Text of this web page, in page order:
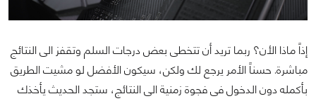
إذاً ماذا الأن؟ ربما تريد أن تتخطى بعض درجات السلم وتقفز الى النتائج
مباشرة. حسناً الأمر يرجع لك ولكن، سيكون الأفضل لو مشيت الطريق
بأكمله دون الدخول فى فجوة زمنية الى النتائج، ستجد الحديث يأخذك